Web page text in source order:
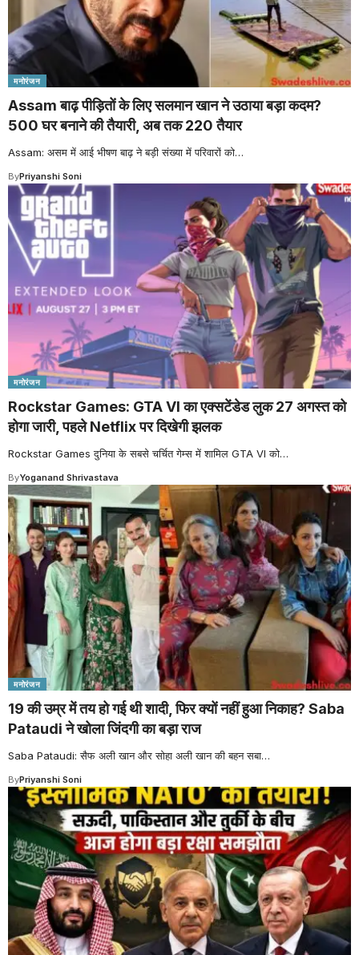
मनोरंजन
Assam बाढ़ पीड़ितों के लिए सलमान खान ने उठाया बड़ा कदम?
500 घर बनाने की तैयारी, अब तक 220 तैयार
Assam: असम में आई भीषण बाढ़ ने बड़ी संख्या में परिवारों को…
ByPriyanshi Soni
मनोरंजन
Rockstar Games: GTA VI का एक्सटेंडेड लुक 27 अगस्त को
होगा जारी, पहले Netflix पर दिखेगी झलक
Rockstar Games दुनिया के सबसे चर्चित गेम्स में शामिल GTA VI को…
ByYoganand Shrivastava
मनोरंजन
19 की उम्र में तय हो गई थी शादी, फिर क्यों नहीं हुआ निकाह? Saba
Pataudi ने खोला जिंदगी का बड़ा राज
Saba Pataudi: सैफ अली खान और सोहा अली खान की बहन सबा…
ByPriyanshi Soni